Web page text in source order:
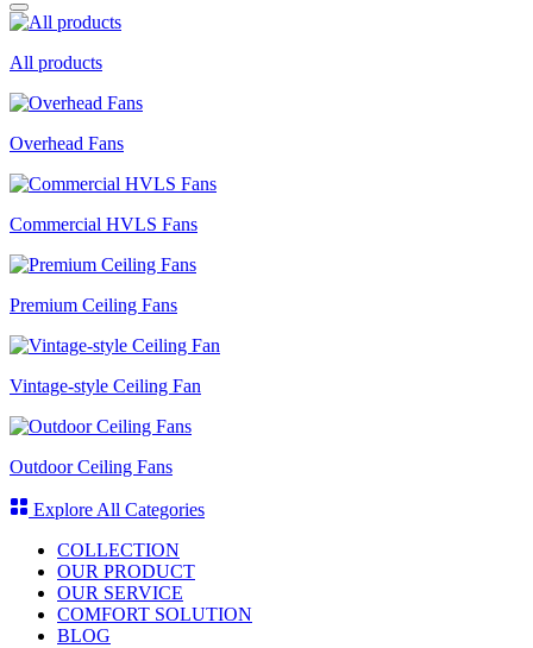
All products
Overhead Fans
Commercial HVLS Fans
Premium Ceiling Fans
Vintage-style Ceiling Fan
Outdoor Ceiling Fans
Explore All Categories
COLLECTION
OUR PRODUCT
OUR SERVICE
COMFORT SOLUTION
BLOG